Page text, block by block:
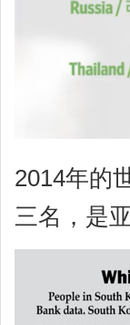
2014年的
三名，是